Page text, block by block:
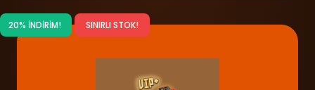
20% İNDİRİM! SINIRLI STOK!